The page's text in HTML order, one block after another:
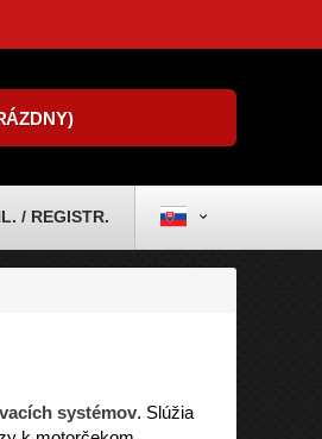
/ REGISTR.
systémov. Slúžia